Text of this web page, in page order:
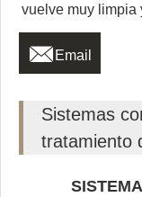
vuelve muy limpia
 Email
Sistemas
tratamiento